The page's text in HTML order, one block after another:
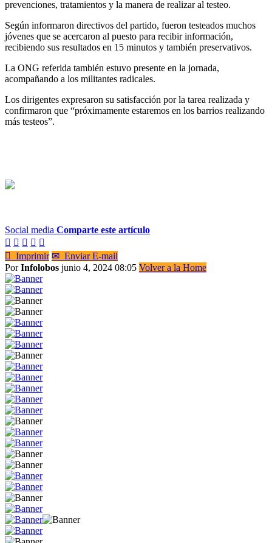
prevenciones, tratamientos y la manera de realizar al testeo.
Según informaron directivos del partido, fueron testeados muchos
jóvenes que se acercaron al puesto para recibir información,
recibiendo sus resultados en 15 minutos y también preservativos.
La ONG referida también estuvo presente en la jornada,
acompañando a los militantes radicales.
Los dirigentes expresaron su satisfacción por la tarea realizada y
confirmaron que “próximamente estaremos en los barrios realizando
más testeos”.
Social media Comparte este artículo
    
 Imprimir ✉ Enviar E-mail
PorInfolobos junio 4, 2024 08:05 Volver a la Home